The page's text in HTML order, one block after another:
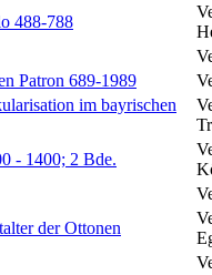
488-788
Patron 689-1989
im bayrischen
- 1400; 2 Bde.
der Ottonen